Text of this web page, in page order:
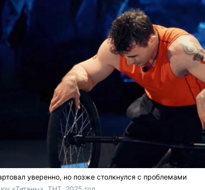
уверенно, но позже столкнулся с проблемами